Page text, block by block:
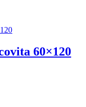
60×120